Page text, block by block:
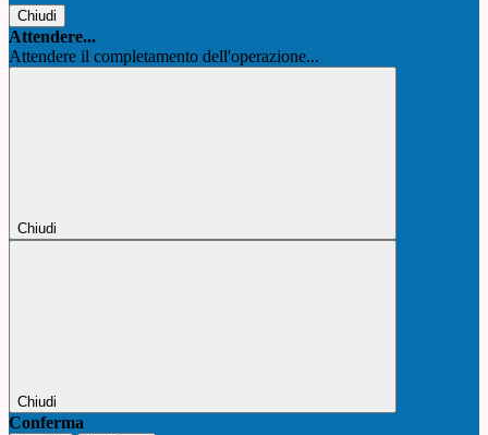
Chiudi
Attendere...
Attendere il completamento dell'operazione...
Chiudi
Chiudi
Conferma